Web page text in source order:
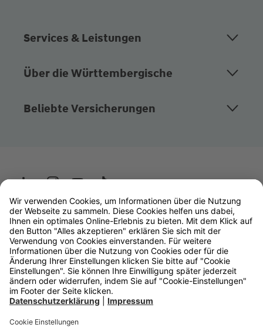
Services & Leistungen
Über die Württembergische
Beliebte Versicherungen
Wüstenrot
W&W Gruppe
OLB Bank
Makler
Impressum
Datenschutz
Rechtliche Hinweise